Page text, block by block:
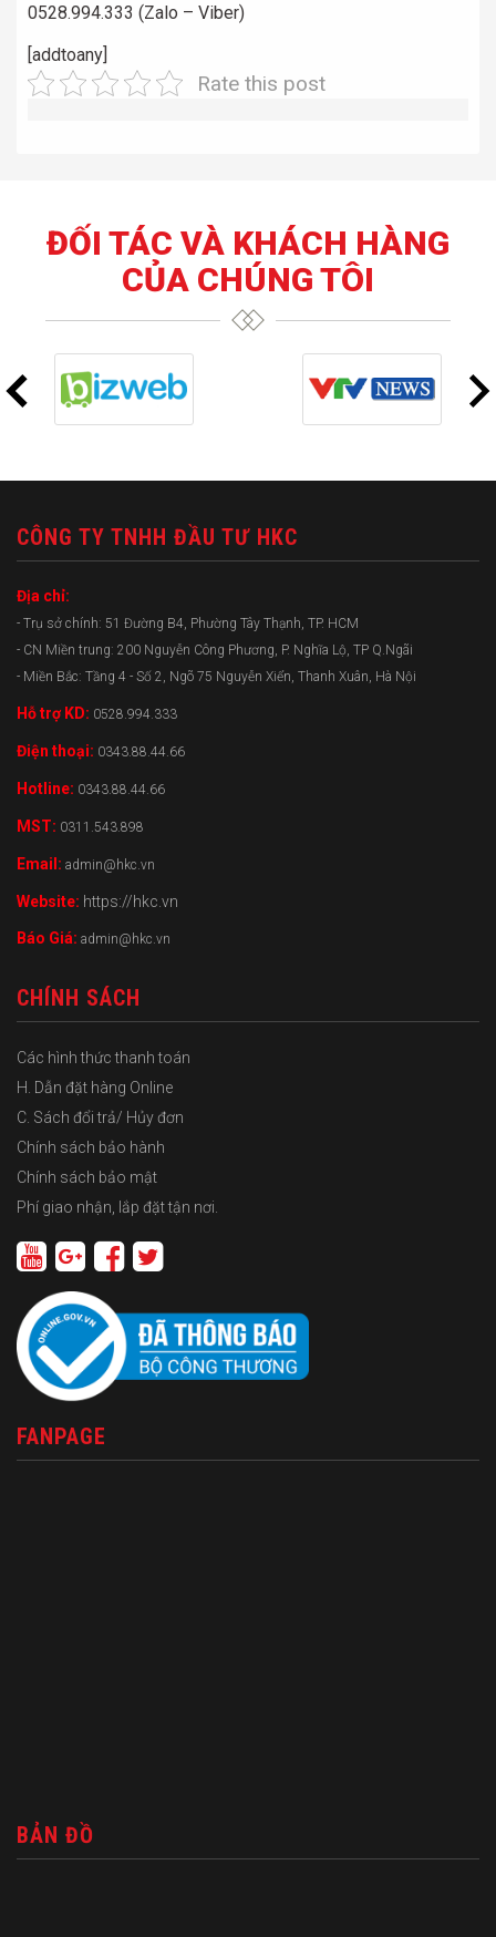
0528.994.333 (Zalo – Viber)
[addtoany]
Rate this post
ĐỐI TÁC VÀ KHÁCH HÀNG
CỦA CHÚNG TÔI
CÔNG TY TNHH ĐẦU TƯ HKC
Địa chỉ:
- Trụ sở chính: 51 Đường B4, Phường Tây Thạnh, TP. HCM
- CN Miền trung: 200 Nguyễn Công Phương, P. Nghĩa Lộ, TP Q.Ngãi
- Miền Bắc: Tầng 4 - Số 2, Ngõ 75 Nguyễn Xiển, Thanh Xuân, Hà Nội
Hỗ trợ KD: 0528.994.333
Điện thoại: 0343.88.44.66
Hotline: 0343.88.44.66
MST: 0311.543.898
Email: admin@hkc.vn
Website: https://hkc.vn
Báo Giá: admin@hkc.vn
CHÍNH SÁCH
Các hình thức thanh toán
H. Dẫn đặt hàng Online
C. Sách đổi trả/ Hủy đơn
Chính sách bảo hành
Chính sách bảo mật
Phí giao nhận, lắp đặt tận nơi.
FANPAGE
BẢN ĐỒ